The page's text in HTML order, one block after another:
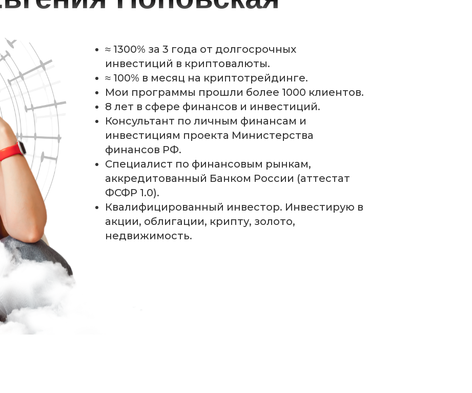
≈ 1300% за 3 года от долгосрочных
инвестиций в криптовалюты.
≈ 100% в месяц на криптотрейдинге.
Мои программы прошли более 1000 клиентов.
8 лет в сфере финансов и инвестиций.
Консультант по личным финансам и
инвестициям проекта Министерства
финансов РФ.
Специалист по финансовым рынкам,
аккредитованный Банком России (аттестат
ФСФР 1.0).
Квалифицированный инвестор. Инвестирую в
акции, облигации, крипту, золото,
недвижимость.